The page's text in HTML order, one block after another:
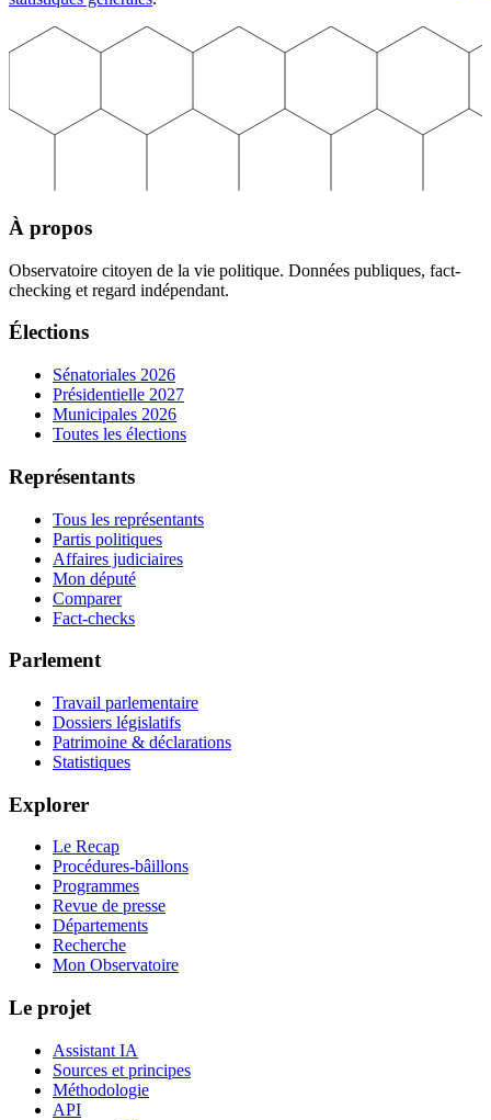
À propos
Observatoire citoyen de la vie politique. Données publiques, fact-
checking et regard indépendant.
Élections
Sénatoriales 2026
Présidentielle 2027
Municipales 2026
Toutes les élections
Représentants
Tous les représentants
Partis politiques
Affaires judiciaires
Mon député
Comparer
Fact-checks
Parlement
Travail parlementaire
Dossiers législatifs
Patrimoine & déclarations
Statistiques
Explorer
Le Recap
Procédures-bâillons
Programmes
Revue de presse
Départements
Recherche
Mon Observatoire
Le projet
Assistant IA
Sources et principes
Méthodologie
API